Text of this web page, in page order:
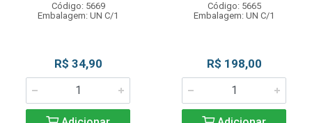
Código: 5669
Embalagem: UN C/1
R$ 34,90
Código: 5665
Embalagem: UN C/1
R$ 198,00